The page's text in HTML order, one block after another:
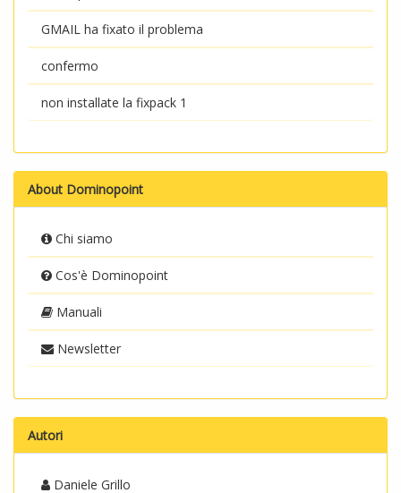
GMAIL ha fixato il problema
confermo
non installate la fixpack 1
About Dominopoint
Chi siamo
Cos'è Dominopoint
Manuali
Newsletter
Autori
Daniele Grillo